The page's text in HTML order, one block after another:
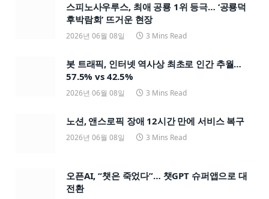
스피노사우루스, 최애 공룡 1위 등극… ‘공룡덕
후박람회’ 뜨거운 현장
2026년 06월 08일 3 Mins Read
봇 트래픽, 인터넷 역사상 최초로 인간 추월…
57.5% vs 42.5%
2026년 06월 08일 3 Mins Read
노션, 앤스로픽 장애 12시간 만에 서비스 복구
2026년 06월 08일 3 Mins Read
오픈AI, “챗은 죽었다”… 챗GPT 슈퍼앱으로 대
전환